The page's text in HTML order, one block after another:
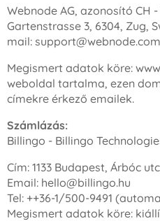
Webnode AG, azonosító CH -
Gartenstrasse 3, 6304, Zug,
mail:
Megismert adatok köre:
weboldal tartalma, ezen
címekre érkező emailek.
Számlázás:
Billingo - Billingo
Cím: 1133 Budapest, Árbóc
Email: hello@billingo.hu
Tel: ++36-1/500-9491
Megismert adatok köre: